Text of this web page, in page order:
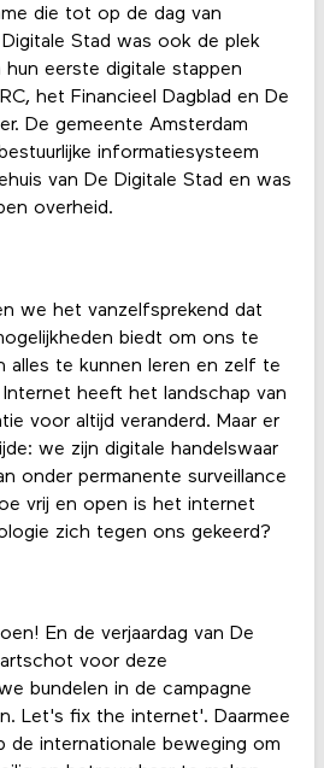
die tot op de dag van
Stad was ook de plek
hun eerste digitale stappen
het Financieel Dagblad en De
De gemeente Amsterdam
informatiesysteem
van De Digitale Stad en was
overheid.
we het vanzelfsprekend dat
biedt om ons te
alles te kunnen leren en zelf te
heeft het landschap van
voor altijd veranderd. Maar er
we zijn digitale handelswaar
onder permanente surveillance
vrij en open is het internet
zich tegen ons gekeerd?
En de verjaardag van De
voor deze
bundelen in de campagne
Let's fix the internet'. Daarmee
de internationale beweging om